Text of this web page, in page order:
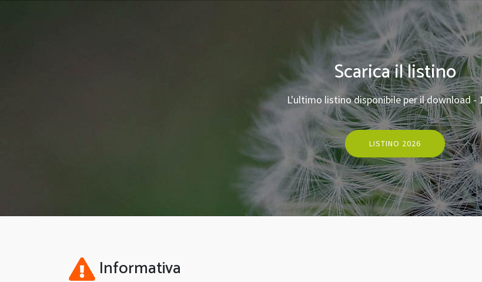
Scarica il listino
L'ultimo listino disponibile per il download -
LISTINO 2026
Informativa